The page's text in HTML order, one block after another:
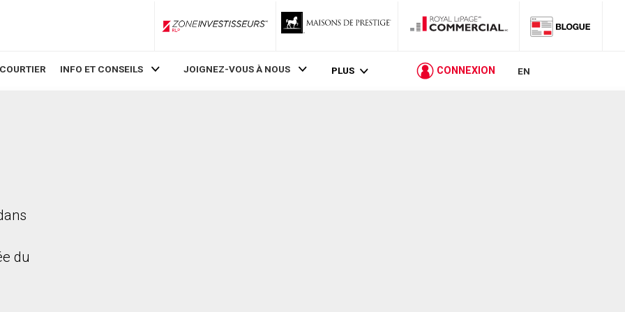
ZoneInvestisseurs RLP
INFO ET CONSEILS JOIGNEZ-VOUS À NOUS PLUS CONNEXION EN
du